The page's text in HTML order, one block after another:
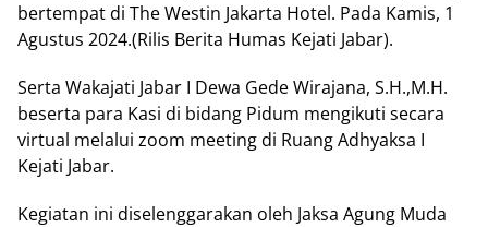
bertempat di The Westin Jakarta Hotel. Pada Kamis, 1
Agustus 2024.(Rilis Berita Humas Kejati Jabar).
Serta Wakajati Jabar I Dewa Gede Wirajana, S.H.,M.H.
beserta para Kasi di bidang Pidum mengikuti secara
virtual melalui zoom meeting di Ruang Adhyaksa I
Kejati Jabar.
Kegiatan ini diselenggarakan oleh Jaksa Agung Muda